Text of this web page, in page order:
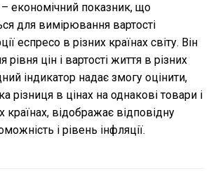
– економічний показник, що
для вимірювання вартості
еспресо в різних країнах світу. Він
рівня цін і вартості життя в різних
індикатор надає змогу оцінити,
різниця в цінах на однакові товари і
країнах, відображає відповідну
і рівень інфляції.